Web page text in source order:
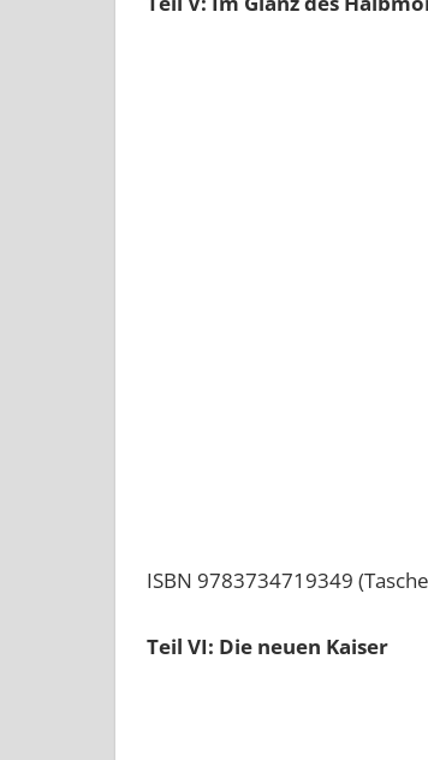
ISBN 9783734719349
Teil VI: Die neuen Kaiser